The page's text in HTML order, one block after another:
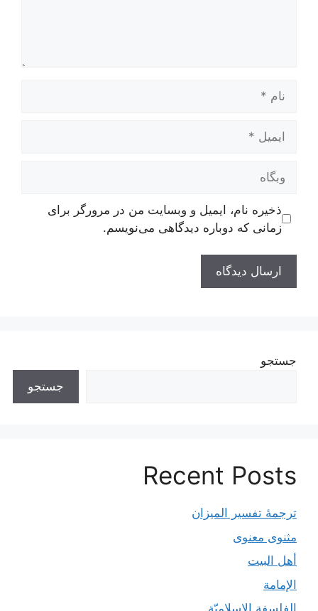
وبگاه
ذخیره نام، ایمیل و وبسایت من در مرورگر برای
زمانی که دوباره دیدگاهی می‌نویسم.
جستجو
جستجو
Recent Posts
ترجمۀ تفسیر المیزان
مثنوی معنوی
أهل البيت
الإمامة
الفلسفة الإسلاميّة